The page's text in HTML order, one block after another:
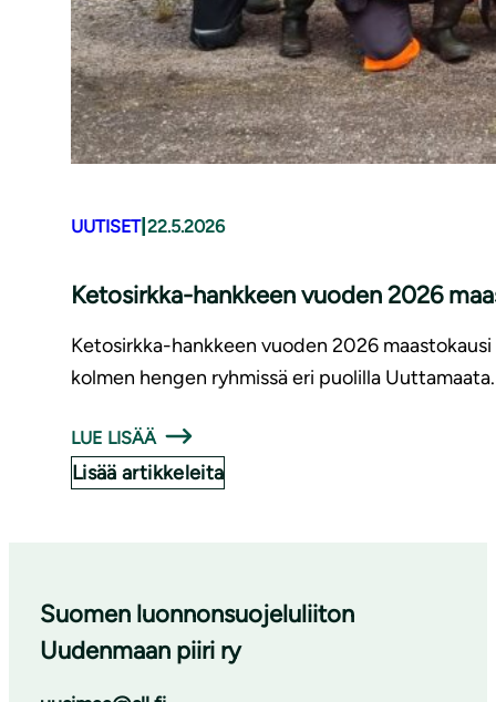
UUTISET| 22.5.2026
Ketosirkka-hankkeen vuoden 2026
Ketosirkka-hankkeen vuoden 2026
kolmen hengen ryhmissä eri puolilla Uuttamaata.
LUE LISÄÄ
Lisää artikkeleita
Suomen luonnonsuojeluliiton
Uudenmaan piiri ry